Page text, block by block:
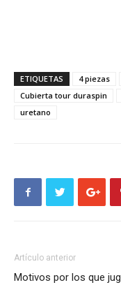
ETIQUETAS 4 piezas
Cubierta tour duraspin
uretano
Artículo anterior
Motivos por los que